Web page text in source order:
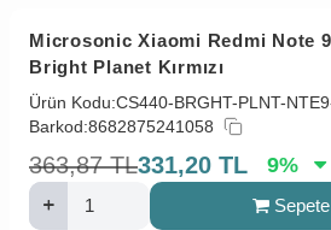
Microsonic Xiaomi Redmi Note 9
Bright Planet Kırmızı
Ürün Kodu:CS440-BRGHT-PLNT-
Barkod:8682875241058
363,87 TL331,20 TL 9%